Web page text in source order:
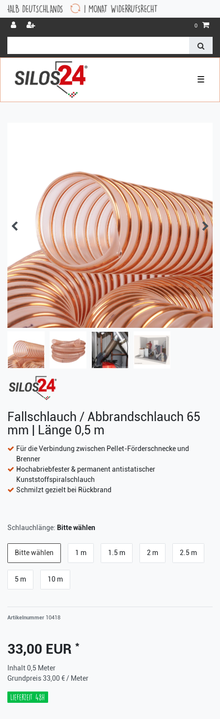
1 MONAT WIDERRUFSRECHT
0
☰
Fallschlauch / Abbrandschlauch 65
mm | Länge 0,5 m
Für die Verbindung zwischen Pellet-Förderschnecke und
Brenner
Hochabriebfester & permanent antistatischer
Kunststoffspiralschlauch
Schmilzt gezielt bei Rückbrand
Schlauchlänge: Bitte wählen
Bitte wählen 1 m 1.5 m 2 m 2.5 m
5 m 10 m
Artikelnummer 10418
33,00 EUR *
Inhalt0,5 Meter
Grundpreis 33,00 € / Meter
Lieferzeit 48h